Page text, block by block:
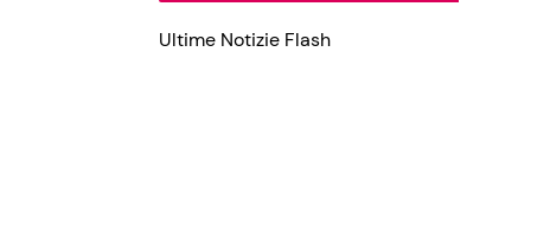
Ultime Notizie Flash